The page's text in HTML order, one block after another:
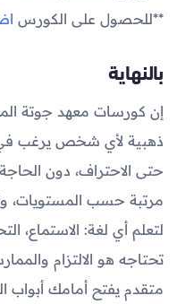
**للحصول على الكورس
بالنهاية
إن كورسات معهد جوتة
ذهبية لأي شخص يرغب في
حتى الاحتراف، دون
مرتبة حسب المستويات،
لتعلم أي لغة: الاستماع،
تحتاجه هو الالتزام
متقدم يفتح أمامك أبواب